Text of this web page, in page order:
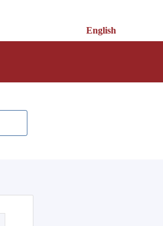
English